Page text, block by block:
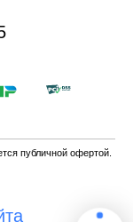
публичной офертой.